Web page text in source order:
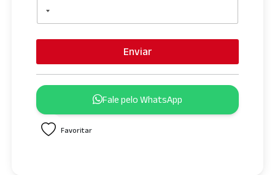
Enviar
Fale pelo WhatsApp
Favoritar